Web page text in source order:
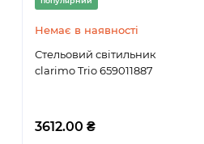
Немає в наявності
Стельовий світильник
clarimo Trio 659011887
3612.00 ₴